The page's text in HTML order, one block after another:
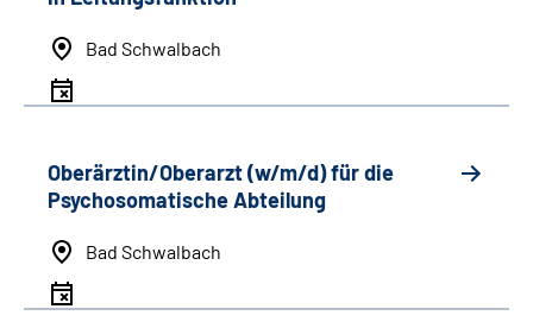
Bad Schwalbach
Oberärztin/Oberarzt (w/m/d) für die
Psychosomatische Abteilung
Bad Schwalbach